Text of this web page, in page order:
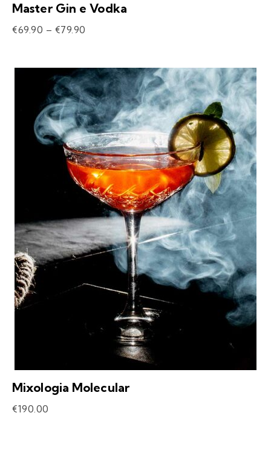
Master Gin e Vodka
€69.90 – €79.90
Mixologia Molecular
€190.00